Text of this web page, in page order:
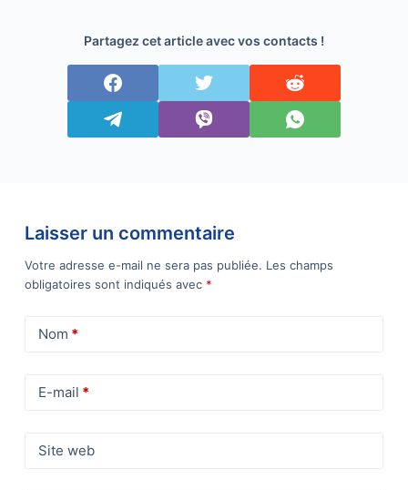
Partagez cet article avec vos contacts !
Laisser un commentaire
Votre adresse e-mail ne sera pas publiée. Les champs
obligatoires sont indiqués avec *
Nom *
E-mail *
Site web